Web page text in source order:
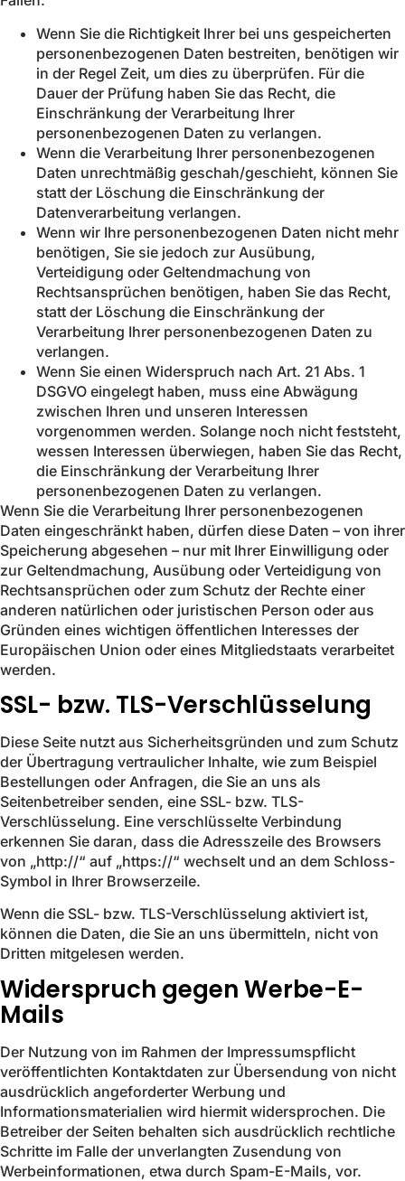
Wenn Sie die Richtigkeit Ihrer bei uns gespeicherten
personenbezogenen Daten bestreiten, benötigen wir
in der Regel Zeit, um dies zu überprüfen. Für die
Dauer der Prüfung haben Sie das Recht, die
Einschränkung der Verarbeitung Ihrer
personenbezogenen Daten zu verlangen.
Wenn die Verarbeitung Ihrer personenbezogenen
Daten unrechtmäßig geschah/geschieht, können Sie
statt der Löschung die Einschränkung der
Datenverarbeitung verlangen.
Wenn wir Ihre personenbezogenen Daten nicht mehr
benötigen, Sie sie jedoch zur Ausübung,
Verteidigung oder Geltendmachung von
Rechtsansprüchen benötigen, haben Sie das Recht,
statt der Löschung die Einschränkung der
Verarbeitung Ihrer personenbezogenen Daten zu
verlangen.
Wenn Sie einen Widerspruch nach Art. 21 Abs. 1
DSGVO eingelegt haben, muss eine Abwägung
zwischen Ihren und unseren Interessen
vorgenommen werden. Solange noch nicht feststeht,
wessen Interessen überwiegen, haben Sie das Recht,
die Einschränkung der Verarbeitung Ihrer
personenbezogenen Daten zu verlangen.
Wenn Sie die Verarbeitung Ihrer personenbezogenen
Daten eingeschränkt haben, dürfen diese Daten – von ihrer
Speicherung abgesehen – nur mit Ihrer Einwilligung oder
zur Geltendmachung, Ausübung oder Verteidigung von
Rechtsansprüchen oder zum Schutz der Rechte einer
anderen natürlichen oder juristischen Person oder aus
Gründen eines wichtigen öffentlichen Interesses der
Europäischen Union oder eines Mitgliedstaats verarbeitet
werden.
SSL- bzw. TLS-Verschlüsselung
Diese Seite nutzt aus Sicherheitsgründen und zum Schutz
der Übertragung vertraulicher Inhalte, wie zum Beispiel
Bestellungen oder Anfragen, die Sie an uns als
Seitenbetreiber senden, eine SSL- bzw. TLS-
Verschlüsselung. Eine verschlüsselte Verbindung
erkennen Sie daran, dass die Adresszeile des Browsers
von „http://“ auf „https://“ wechselt und an dem Schloss-
Symbol in Ihrer Browserzeile.
Wenn die SSL- bzw. TLS-Verschlüsselung aktiviert ist,
können die Daten, die Sie an uns übermitteln, nicht von
Dritten mitgelesen werden.
Widerspruch gegen Werbe-E-
Mails
Der Nutzung von im Rahmen der Impressumspflicht
veröffentlichten Kontaktdaten zur Übersendung von nicht
ausdrücklich angeforderter Werbung und
Informationsmaterialien wird hiermit widersprochen. Die
Betreiber der Seiten behalten sich ausdrücklich rechtliche
Schritte im Falle der unverlangten Zusendung von
Werbeinformationen, etwa durch Spam-E-Mails, vor.